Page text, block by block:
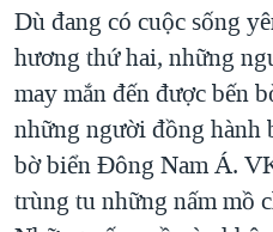
Dù đang có cuộc sống
hương thứ hai, những
may mắn đến được bến
những người đồng hành
bờ biển Đông Nam Á.
trùng tu những nấm mồ